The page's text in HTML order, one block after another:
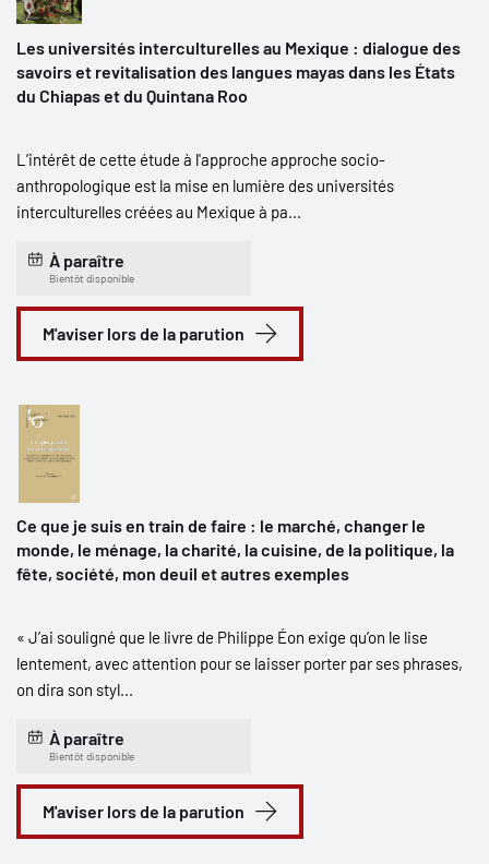
Les universités interculturelles au Mexique : dialogue des
savoirs et revitalisation des langues mayas dans les États
du Chiapas et du Quintana Roo
L’intérêt de cette étude à l'approche approche socio-
anthropologique est la mise en lumière des universités
interculturelles créées au Mexique à pa...
À paraître
Bientôt disponible
M'aviser lors de la parution
Ce que je suis en train de faire : le marché, changer le
monde, le ménage, la charité, la cuisine, de la politique, la
fête, société, mon deuil et autres exemples
« J’ai souligné que le livre de Philippe Éon exige qu’on le lise
lentement, avec attention pour se laisser porter par ses phrases,
on dira son styl...
À paraître
Bientôt disponible
M'aviser lors de la parution